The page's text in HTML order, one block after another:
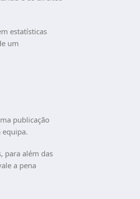
estatísticas
um
publicação
equipa.
para além das
a pena